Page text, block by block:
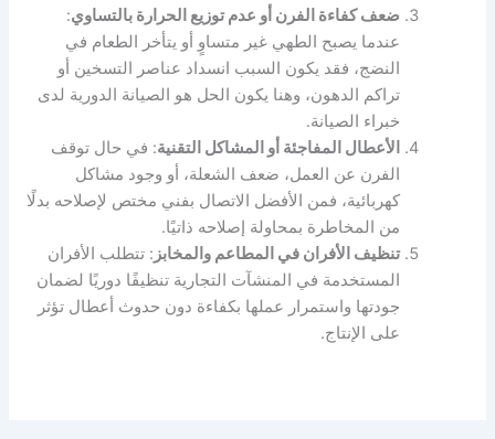
ضعف كفاءة الفرن أو عدم توزيع الحرارة بالتساوي:
عندما يصبح الطهي غير متساوٍ أو يتأخر الطعام في
النضج، فقد يكون السبب انسداد عناصر التسخين أو
تراكم الدهون، وهنا يكون الحل هو الصيانة الدورية لدى
خبراء الصيانة.
الأعطال المفاجئة أو المشاكل التقنية: في حال توقف
الفرن عن العمل، ضعف الشعلة، أو وجود مشاكل
كهربائية، فمن الأفضل الاتصال بفني مختص لإصلاحه بدلًا
من المخاطرة بمحاولة إصلاحه ذاتيًا.
تنظيف الأفران في المطاعم والمخابز : تتطلب الأفران
المستخدمة في المنشآت التجارية تنظيفًا دوريًا لضمان
جودتها واستمرار عملها بكفاءة دون حدوث أعطال تؤثر
على الإنتاج.